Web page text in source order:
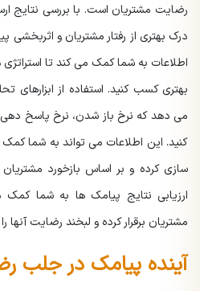
رضایت مشتریان است. با بررسی نتایج
درک بهتری از رفتار مشتریان و
اطلاعات به شما کمک می کند تا
بهتری کسب کنید. استفاده از ابزارهای
می دهد که نرخ باز شدن، نرخ پاسخ دهی
کنید. این اطلاعات می تواند به شما کمک
سازی کرده و بر اساس بازخورد
ارزیابی نتایج پیامک ها به شما کمک
مشتریان برقرار کرده و لبخند رضایت آنها
آینده پیامک در جلب